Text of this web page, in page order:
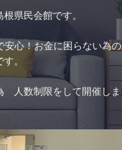
県民会館です。
心！お金に困らない為
。
人数制限をして開催しま